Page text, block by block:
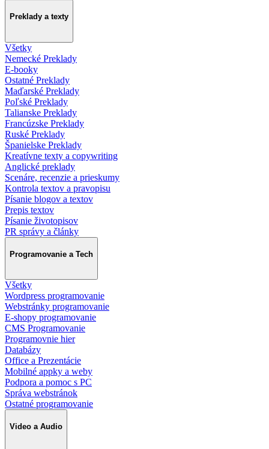
Preklady a texty
Všetky
Nemecké Preklady
E-booky
Ostatné Preklady
Maďarské Preklady
Poľské Preklady
Talianske Preklady
Francúzske Preklady
Ruské Preklady
Španielske Preklady
Kreatívne texty a copywriting
Anglické preklady
Scenáre, recenzie a prieskumy
Kontrola textov a pravopisu
Písanie blogov a textov
Prepis textov
Písanie životopisov
PR správy a články
Programovanie a Tech
Všetky
Wordpress programovanie
Webstránky programovanie
E-shopy programovanie
CMS Programovanie
Programovnie hier
Databázy
Office a Prezentácie
Mobilné appky a weby
Podpora a pomoc s PC
Správa webstránok
Ostatné programovanie
Video a Audio